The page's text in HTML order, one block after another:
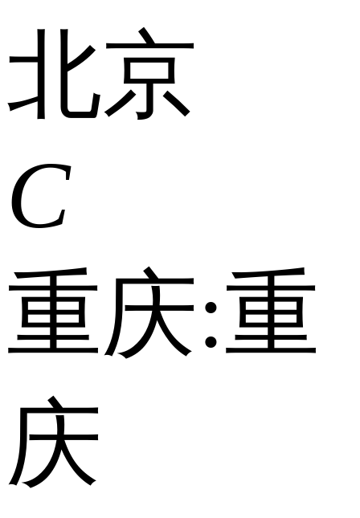
北京
C
重庆:重
庆